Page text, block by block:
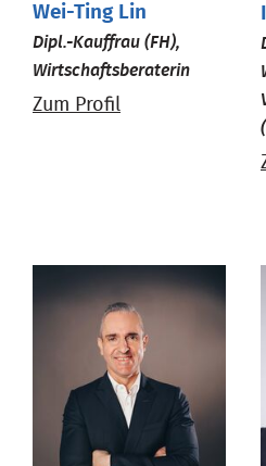
Wei-Ting Lin
Dipl.-Kauffrau (FH),
Wirtschaftsberaterin
Zum Profil